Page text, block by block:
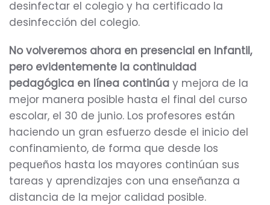
desinfectar el colegio y ha certificado la
desinfección del colegio.
No volveremos ahora en presencial en Infantil,
pero evidentemente la continuidad
pedagógica en línea continúa y mejora de la
mejor manera posible hasta el final del curso
escolar, el 30 de junio. Los profesores están
haciendo un gran esfuerzo desde el inicio del
confinamiento, de forma que desde los
pequeños hasta los mayores continúan sus
tareas y aprendizajes con una enseñanza a
distancia de la mejor calidad posible.